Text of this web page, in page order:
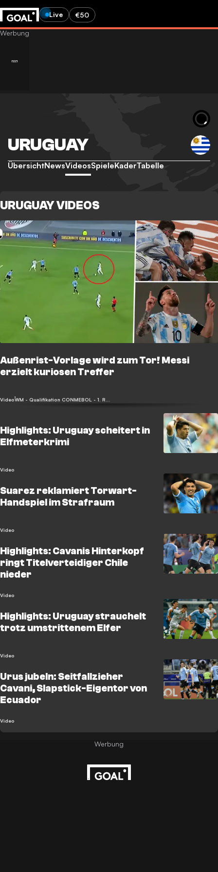
Live €50
URUGUAY
ÜbersichtNewsVideosSpieleKaderTabelle
URUGUAY VIDEOS
Außenrist-Vorlage wird zum Tor! Messi
erzielt kuriosen Treffer
Video
Highlights: Uruguay scheitert in
Elfmeterkrimi
Video
Suarez reklamiert Torwart-
Handspiel im Strafraum
Video
Highlights: Cavanis Hinterkopf
ringt Titelverteidiger Chile
nieder
Video
Highlights: Uruguay strauchelt
trotz umstrittenem Elfer
Video
Urus jubeln: Seitfallzieher
Cavani, Slapstick-Eigentor von
Ecuador
Video